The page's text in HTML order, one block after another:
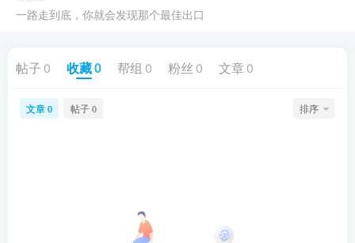
一路走到底，你就会发现那个最佳出口
帖子 0 收藏0 帮组 0 粉丝 0 文章0
文章 0 帖子 0 排序